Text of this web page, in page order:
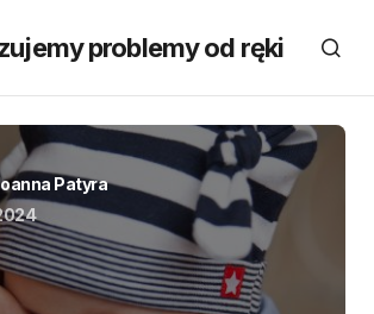
problemy od ręki
Patyra